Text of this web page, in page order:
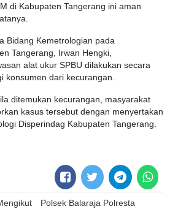
di Kabupaten Tangerang ini aman
Bidang Kemetrologian pada
Tangerang, Irwan Hengki,
alat ukur SPBU dilakukan secara
konsumen dari kecurangan.
ditemukan kecurangan, masyarakat
kasus tersebut dengan menyertakan
Disperindag Kabupaten Tangerang.
Polsek Balaraja Polresta